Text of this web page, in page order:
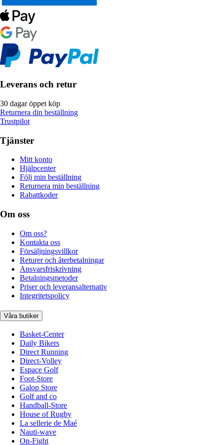
Leverans och retur
30 dagar öppet köp
Returnera din beställning
Trustpilot
Tjänster
Mitt konto
Hjälpcenter
Följ min beställning
Returnera min beställning
Rabattkoder
Om oss
Om oss?
Kontakta oss
Försäljningsvillkor
Returer och återbetalningar
Ansvarsfriskrivning
Betalningsmetoder
Priser och leveransalternativ
Integritetspolicy
Våra butiker
Basket-Center
Daily Bikers
Direct Running
Direct-Volley
Espace Golf
Foot-Store
Galop Store
Golf and co
Handball-Store
House of Rugby
La sellerie de Maé
Nauti-wave
On-Fight